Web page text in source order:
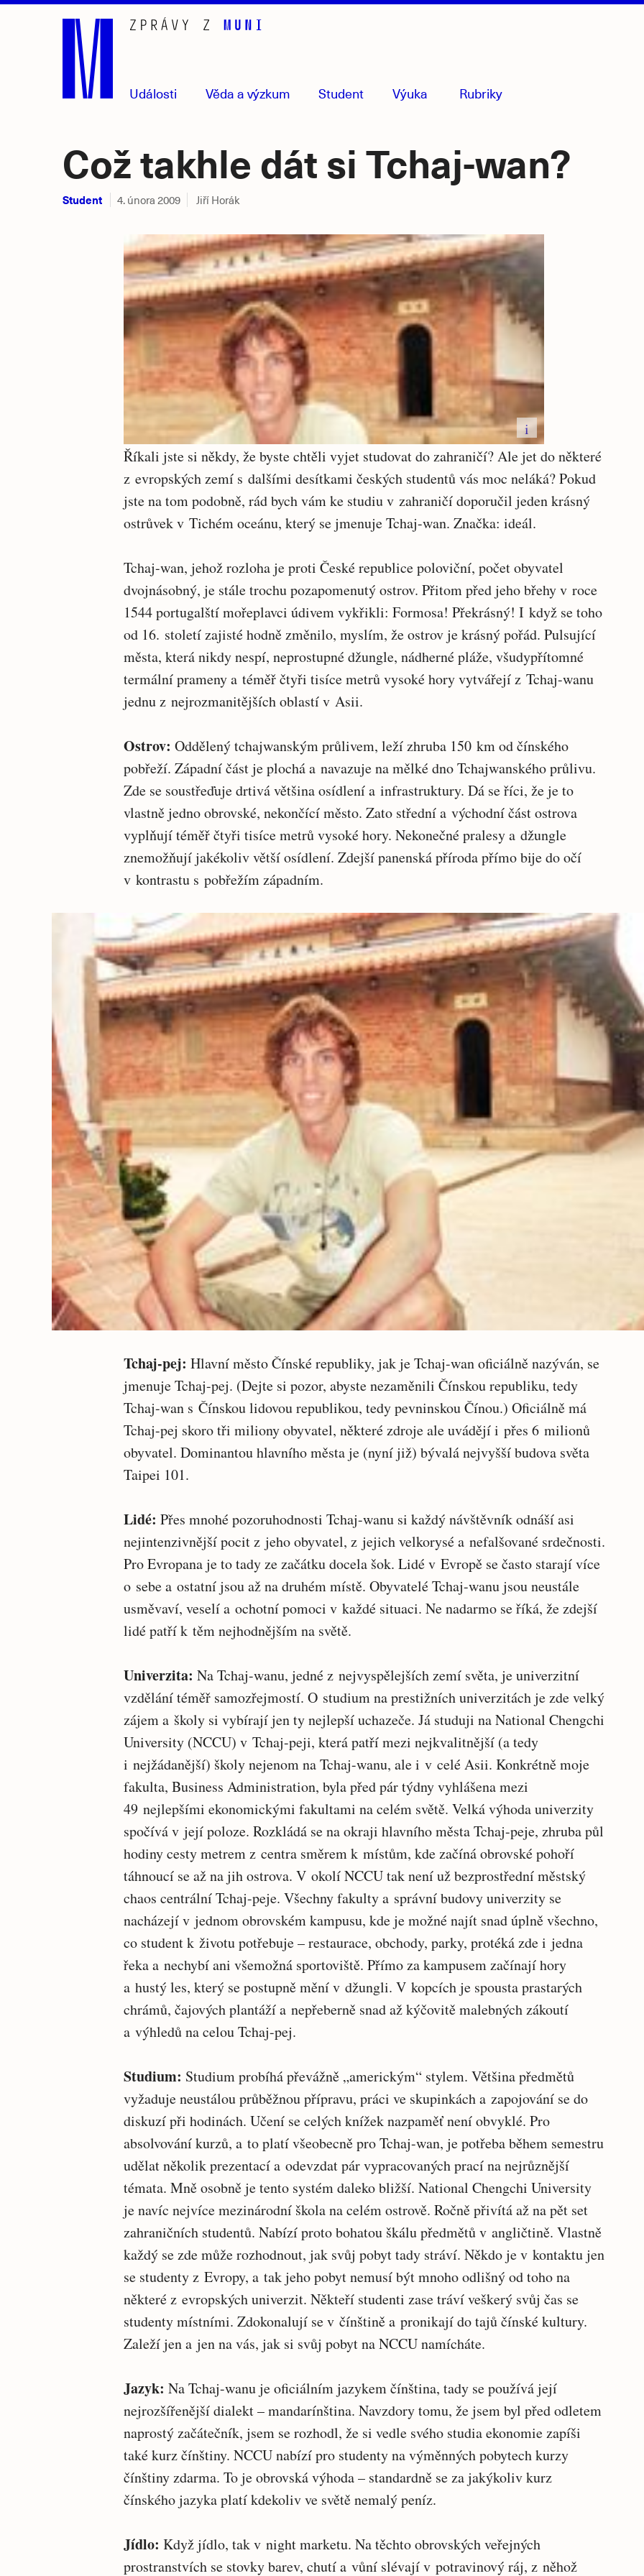
Události Věda a výzkum Student Výuka Rubriky
Což takhle dát si Tchaj-wan?
Student 4. února 2009 Jiří Horák
i
Říkali jste si někdy, že byste chtěli vyjet studovat do zahraničí? Ale jet do některé
z evropských zemí s dalšími desítkami českých studentů vás moc neláká? Pokud
jste na tom podobně, rád bych vám ke studiu v zahraničí doporučil jeden krásný
ostrůvek v Tichém oceánu, který se jmenuje Tchaj-wan. Značka: ideál.
Tchaj-wan, jehož rozloha je proti České republice poloviční, počet obyvatel
dvojnásobný, je stále trochu pozapomenutý ostrov. Přitom před jeho břehy v roce
1544 portugalští mořeplavci údivem vykřikli: Formosa! Překrásný! I když se toho
od 16. století zajisté hodně změnilo, myslím, že ostrov je krásný pořád. Pulsující
města, která nikdy nespí, neprostupné džungle, nádherné pláže, všudypřítomné
termální prameny a téměř čtyři tisíce metrů vysoké hory vytvářejí z Tchaj-wanu
jednu z nejrozmanitějších oblastí v Asii.
Ostrov: Oddělený tchajwanským průlivem, leží zhruba 150 km od čínského
pobřeží. Západní část je plochá a navazuje na mělké dno Tchajwanského průlivu.
Zde se soustřeďuje drtivá většina osídlení a infrastruktury. Dá se říci, že je to
vlastně jedno obrovské, nekončící město. Zato střední a východní část ostrova
vyplňují téměř čtyři tisíce metrů vysoké hory. Nekonečné pralesy a džungle
znemožňují jakékoliv větší osídlení. Zdejší panenská příroda přímo bije do očí
v kontrastu s pobřežím západním.
Tchaj-pej: Hlavní město Čínské republiky, jak je Tchaj-wan oficiálně nazýván, se
jmenuje Tchaj-pej. (Dejte si pozor, abyste nezaměnili Čínskou republiku, tedy
Tchaj-wan s Čínskou lidovou republikou, tedy pevninskou Čínou.) Oficiálně má
Tchaj-pej skoro tři miliony obyvatel, některé zdroje ale uvádějí i přes 6 milionů
obyvatel. Dominantou hlavního města je (nyní již) bývalá nejvyšší budova světa
Taipei 101.
Lidé: Přes mnohé pozoruhodnosti Tchaj-wanu si každý návštěvník odnáší asi
nejintenzivnější pocit z jeho obyvatel, z jejich velkorysé a nefalšované srdečnosti.
Pro Evropana je to tady ze začátku docela šok. Lidé v Evropě se často starají více
o sebe a ostatní jsou až na druhém místě. Obyvatelé Tchaj-wanu jsou neustále
usměvaví, veselí a ochotní pomoci v každé situaci. Ne nadarmo se říká, že zdejší
lidé patří k těm nejhodnějším na světě.
Univerzita: Na Tchaj-wanu, jedné z nejvyspělejších zemí světa, je univerzitní
vzdělání téměř samozřejmostí. O studium na prestižních univerzitách je zde velký
zájem a školy si vybírají jen ty nejlepší uchazeče. Já studuji na National Chengchi
University (NCCU) v Tchaj-peji, která patří mezi nejkvalitnější (a tedy
i nejžádanější) školy nejenom na Tchaj-wanu, ale i v celé Asii. Konkrétně moje
fakulta, Business Administration, byla před pár týdny vyhlášena mezi
49 nejlepšími ekonomickými fakultami na celém světě. Velká výhoda univerzity
spočívá v její poloze. Rozkládá se na okraji hlavního města Tchaj-peje, zhruba půl
hodiny cesty metrem z centra směrem k místům, kde začíná obrovské pohoří
táhnoucí se až na jih ostrova. V okolí NCCU tak není už bezprostřední městský
chaos centrální Tchaj-peje. Všechny fakulty a správní budovy univerzity se
nacházejí v jednom obrovském kampusu, kde je možné najít snad úplně všechno,
co student k životu potřebuje – restaurace, obchody, parky, protéká zde i jedna
řeka a nechybí ani všemožná sportoviště. Přímo za kampusem začínají hory
a hustý les, který se postupně mění v džungli. V kopcích je spousta prastarých
chrámů, čajových plantáží a nepřeberně snad až kýčovitě malebných zákoutí
a výhledů na celou Tchaj-pej.
Studium: Studium probíhá převážně „americkým“ stylem. Většina předmětů
vyžaduje neustálou průběžnou přípravu, práci ve skupinkách a zapojování se do
diskuzí při hodinách. Učení se celých knížek nazpaměť není obvyklé. Pro
absolvování kurzů, a to platí všeobecně pro Tchaj-wan, je potřeba během semestru
udělat několik prezentací a odevzdat pár vypracovaných prací na nejrůznější
témata. Mně osobně je tento systém daleko bližší. National Chengchi University
je navíc nejvíce mezinárodní škola na celém ostrově. Ročně přivítá až na pět set
zahraničních studentů. Nabízí proto bohatou škálu předmětů v angličtině. Vlastně
každý se zde může rozhodnout, jak svůj pobyt tady stráví. Někdo je v kontaktu jen
se studenty z Evropy, a tak jeho pobyt nemusí být mnoho odlišný od toho na
některé z evropských univerzit. Někteří studenti zase tráví veškerý svůj čas se
studenty místními. Zdokonalují se v čínštině a pronikají do tajů čínské kultury.
Zaleží jen a jen na vás, jak si svůj pobyt na NCCU namícháte.
Jazyk: Na Tchaj-wanu je oficiálním jazykem čínština, tady se používá její
nejrozšířenější dialekt – mandarínština. Navzdory tomu, že jsem byl před odletem
naprostý začátečník, jsem se rozhodl, že si vedle svého studia ekonomie zapíši
také kurz čínštiny. NCCU nabízí pro studenty na výměnných pobytech kurzy
čínštiny zdarma. To je obrovská výhoda – standardně se za jakýkoliv kurz
čínského jazyka platí kdekoliv ve světě nemalý peníz.
Jídlo: Když jídlo, tak v night marketu. Na těchto obrovských veřejných
prostranstvích se stovky barev, chutí a vůní slévají v potravinový ráj, z něhož